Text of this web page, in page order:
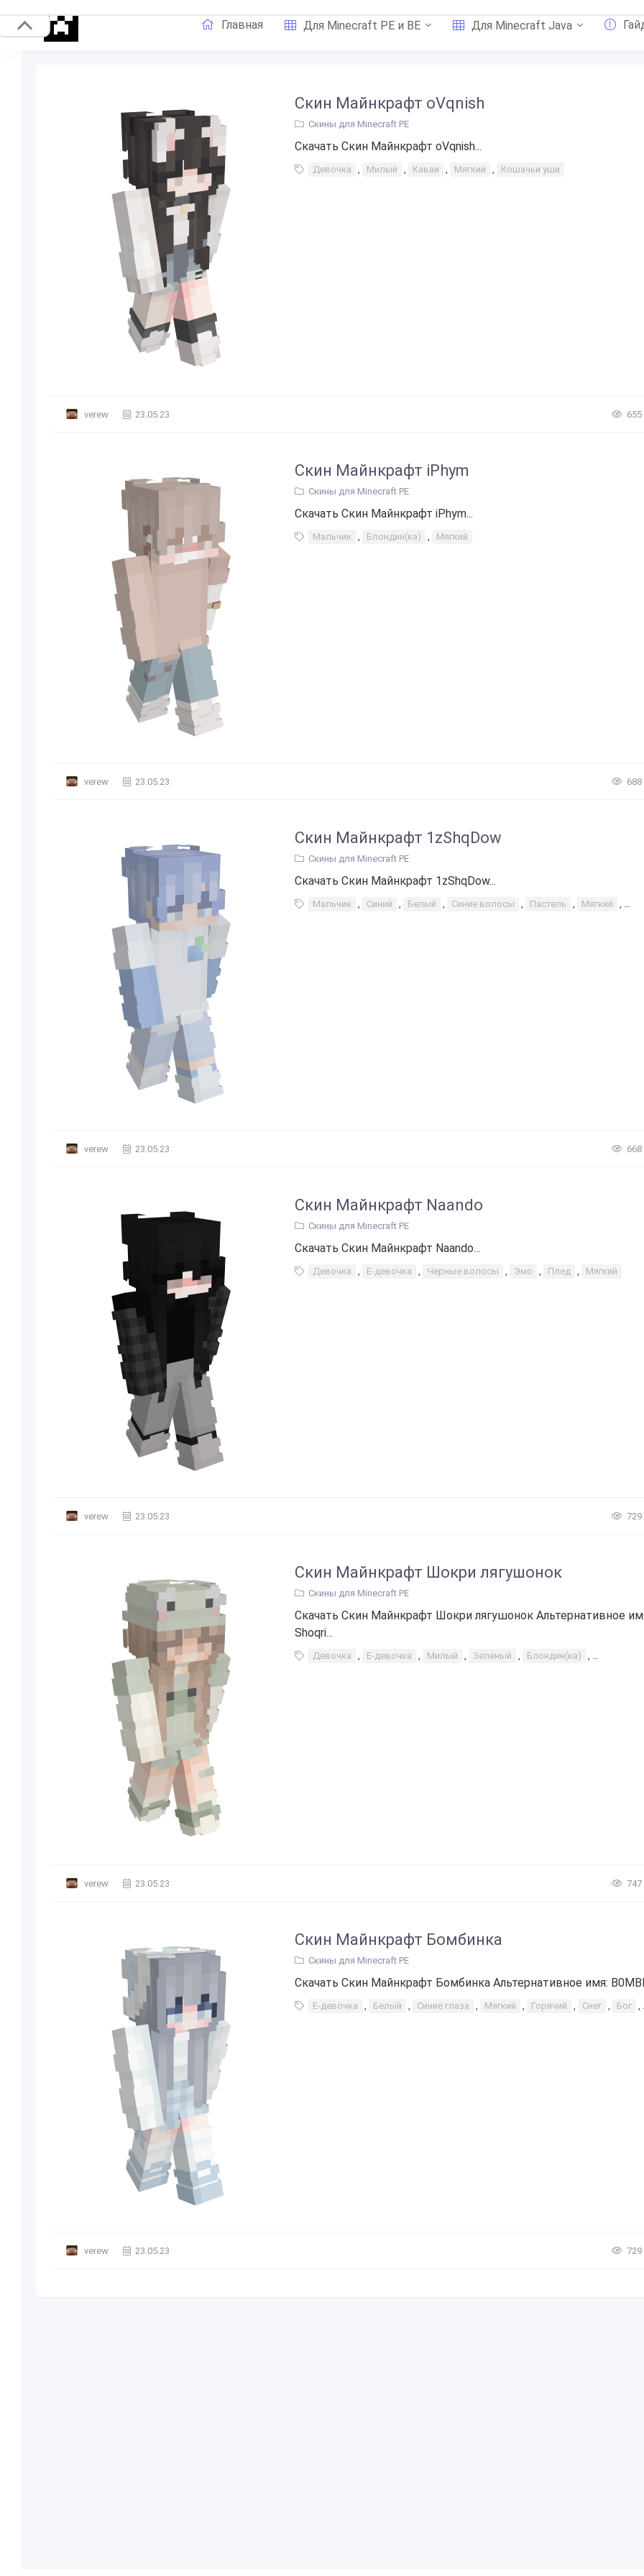
Главная Для Minecraft PE и BE Для Minecraft Java
Скин Майнкрафт oVqnish
Скины для Minecraft PE
Скачать Скин Майнкрафт oVqnish...
Девочка , Милый , Каваи , Мягкий , Кошачьи уши
verew 23.05.23 655
Скин Майнкрафт iPhym
Скины для Minecraft PE
Скачать Скин Майнкрафт iPhym...
Мальчик , Блондин(ка) , Мягкий
verew 23.05.23 688
Скин Майнкрафт 1zShqDow
Скины для Minecraft PE
Скачать Скин Майнкрафт 1zShqDow...
Мальчик , Синий , Белый , Синие волосы , Пастель , Мягкий ,
verew 23.05.23 668
Скин Майнкрафт Naando
Скины для Minecraft PE
Скачать Скин Майнкрафт Naando...
Девочка , Е-девочка , Черные волосы , Эмо , Плед , Мягкий
verew 23.05.23 729
Скин Майнкрафт Шокри лягушонок
Скины для Minecraft PE
Скачать Скин Майнкрафт Шокри лягушонок Альтернативное
Shoqri...
Девочка , Е-девочка , Милый , Зеленый , Блондин(ка) , Лягушка
verew 23.05.23 747
Скин Майнкрафт Бомбинка
Скины для Minecraft PE
Скачать Скин Майнкрафт Бомбинка Альтернативное имя:
Е-девочка , Белый , Синие глаза , Мягкий , Горячий , Снег , Бог ,
verew 23.05.23 729